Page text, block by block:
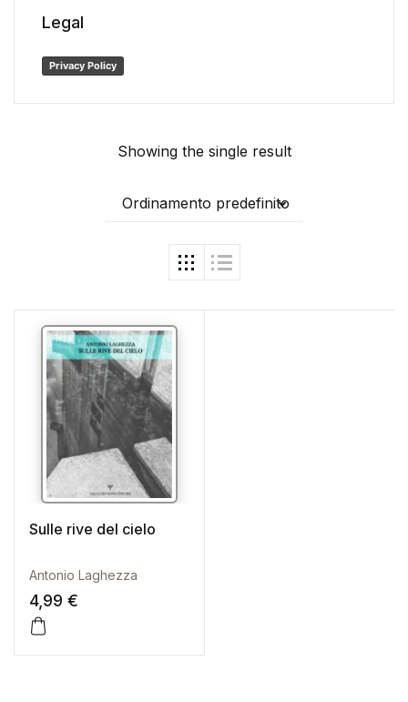
Showing the single result
Ordinamento predefinito
Sulle rive del cielo
Antonio Laghezza
4,99 €
Legal
Privacy Policy